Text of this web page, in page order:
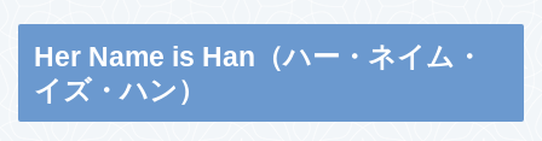
Her Name is Han（ハー・ネイム・
イズ・ハン）